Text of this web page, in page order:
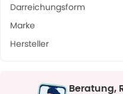
Darreichungsform
Marke
Hersteller
Beratung,